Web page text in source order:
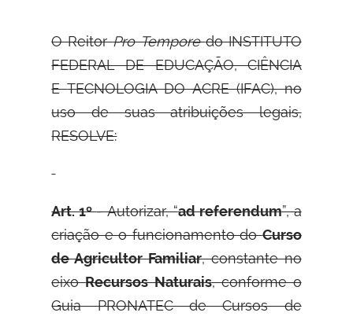
O ReitorPro Temporedo INSTITUTO
FEDERAL DE EDUCAÇÃO, CIÊNCIA
ETECNOLOGIA DO ACRE (IFAC), no
uso de suas atribuições legais,
RESOLVE:
Art. 1º- Autorizar, “ad referendum”, a
criação e o funcionamento doCurso
de Agricultor Familiar, constante no
eixoRecursos Naturais, conforme o
Guia PRONATEC de Cursos de